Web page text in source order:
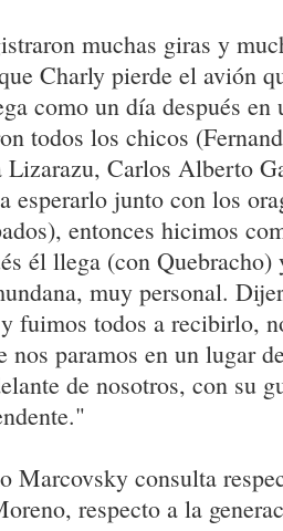
muchas giras y
Charly pierde el avión
como un día después en
todos los chicos
Carlos Alberto
esperarlo junto con los
entonces hicimos
él llega (con Quebracho)
muy personal.
fuimos todos a recibirlo,
nos paramos en un lugar
de nosotros, con su
Marcovsky consulta
respecto a la